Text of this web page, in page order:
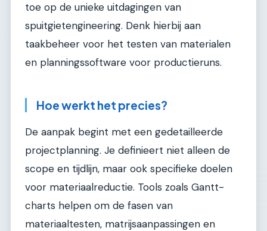
toe op de unieke uitdagingen van
spuitgietengineering. Denk hierbij aan
taakbeheer voor het testen van materialen
en planningssoftware voor productieruns.
Hoe werkt het precies?
De aanpak begint met een gedetailleerde
projectplanning. Je definieert niet alleen de
scope en tijdlijn, maar ook specifieke doelen
voor materiaalreductie. Tools zoals Gantt-
charts helpen om de fasen van
materiaaltesten, matrijsaanpassingen en